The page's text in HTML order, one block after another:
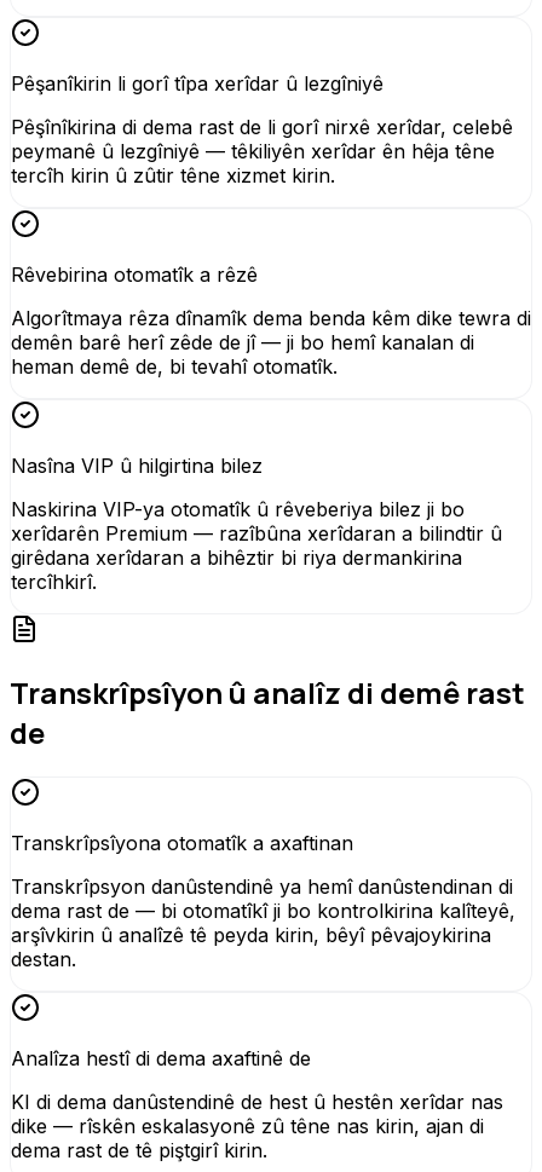
Pêşanîkirin li gorî tîpa xerîdar û lezgîniyê
Pêşînîkirina di dema rast de li gorî nirxê xerîdar, celebê
peymanê û lezgîniyê — têkiliyên xerîdar ên hêja têne
tercîh kirin û zûtir têne xizmet kirin.
Rêvebirina otomatîk a rêzê
Algorîtmaya rêza dînamîk dema benda kêm dike tewra di
demên barê herî zêde de jî — ji bo hemî kanalan di
heman demê de, bi tevahî otomatîk.
Nasîna VIP û hilgirtina bilez
Naskirina VIP-ya otomatîk û rêveberiya bilez ji bo
xerîdarên Premium — razîbûna xerîdaran a bilindtir û
girêdana xerîdaran a bihêztir bi riya dermankirina
tercîhkirî.
Transkrîpsîyon û analîz di demê rast
de
Transkrîpsîyona otomatîk a axaftinan
Transkrîpsyon danûstendinê ya hemî danûstendinan di
dema rast de — bi otomatîkî ji bo kontrolkirina kalîteyê,
arşîvkirin û analîzê tê peyda kirin, bêyî pêvajoykirina
destan.
Analîza hestî di dema axaftinê de
KI di dema danûstendinê de hest û hestên xerîdar nas
dike — rîskên eskalasyonê zû têne nas kirin, ajan di
dema rast de tê piştgirî kirin.